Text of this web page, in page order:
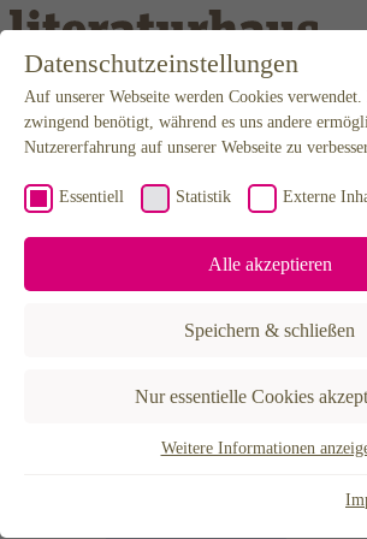
Weiter zum Inhalt
Programm
Kalender
Karten
Newsletter
Anfahrt
Mediathek
Projekte
Hannah Arendt Stipendium
Literatur in Niedersachsen
30X – Eine Stadt erzählen
Datenschutzeinstellungen
Auf unserer Webseite werden Cookies
zwingend benötigt, während es uns andere
Nutzererfahrung auf unserer Webseite zu
Essentiell Statistik Externe
Alle akzeptieren
Speichern & schließen
Nur essentielle Cookies
Essentielle Cookies werden für grundlegende
Weitere Informationen